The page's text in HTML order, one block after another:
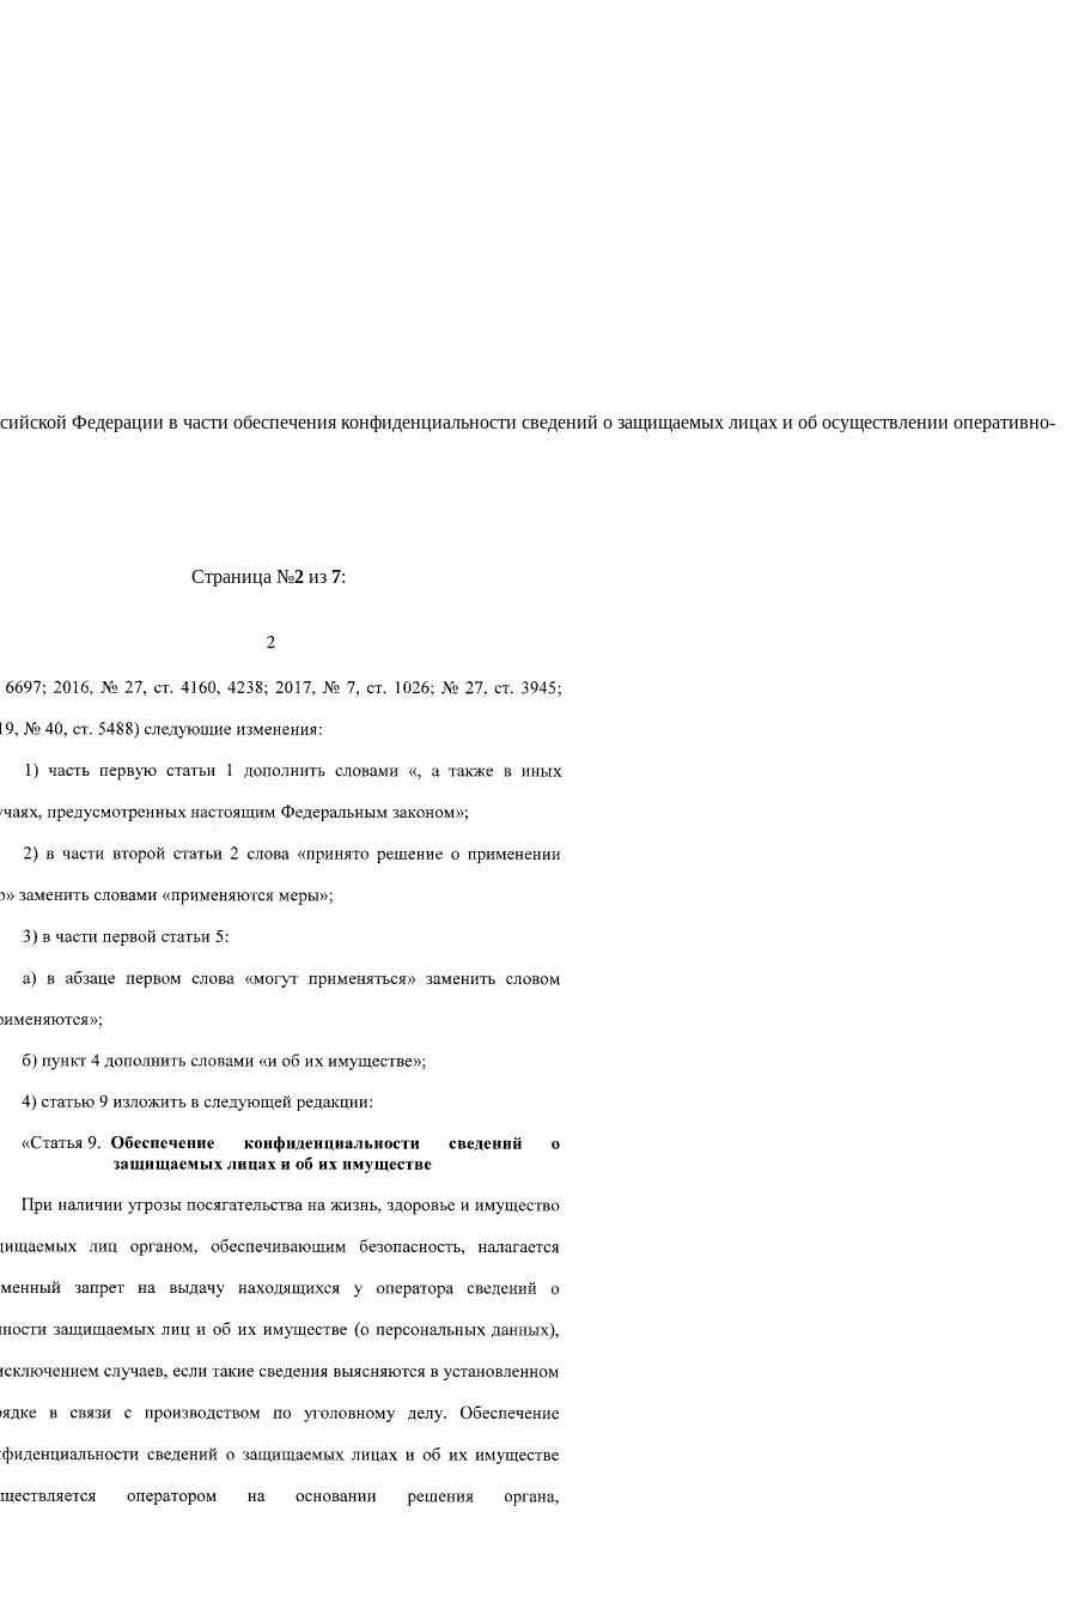
Федерации в части обеспечения конфиденциальности сведений о защищаемых лицах и об осуществлении оперативно-
Страница №2из 7: